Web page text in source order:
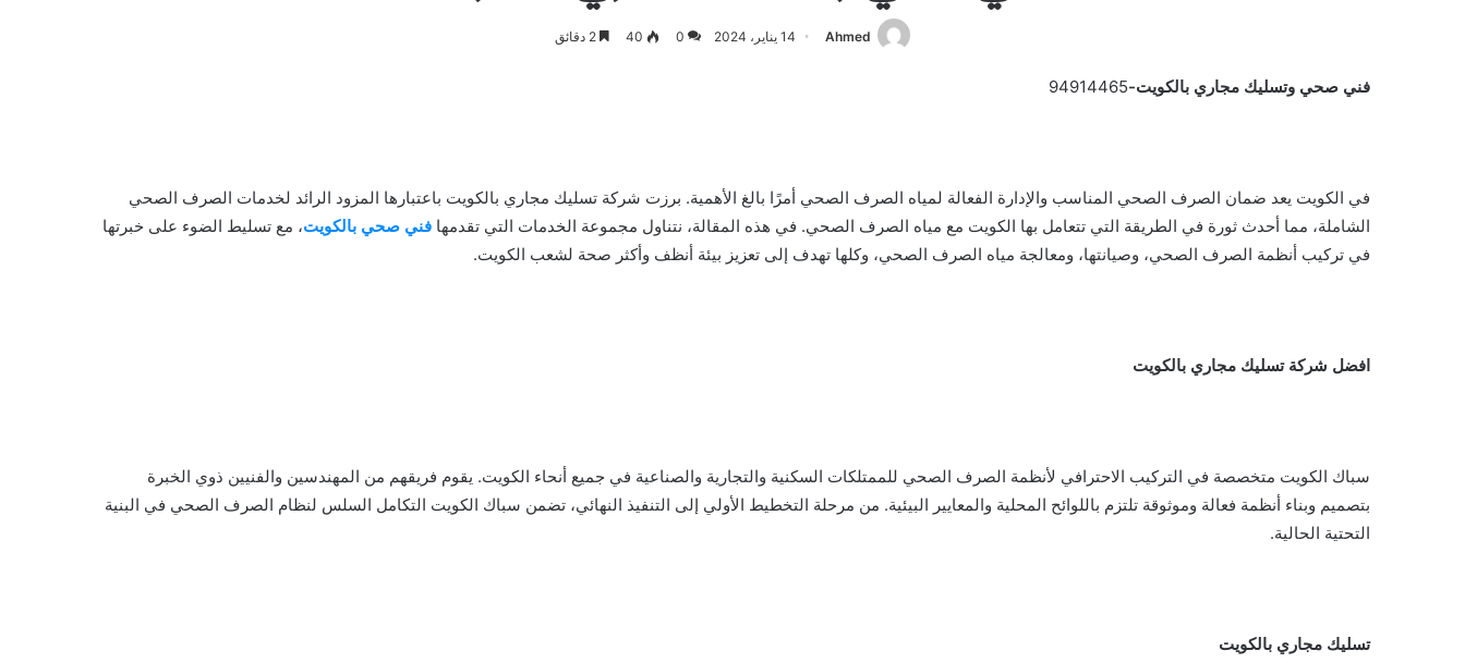
Ahmed 14 يناير، 2024 0
40
فني صحي وتسليك مجاري بالكويت-94914465
في الكويت يعد ضمان الصرف الصحي المناسب والإدارة الفعالة لمياه الصرف الصحي أمرًا بالغ الأهمية. برزت شركة تسليك مجاري بالكويت باعتبارها المزود الرائد لخدمات الصرف الصحي
الشاملة، مما أحدث ثورة في الطريقة التي تتعامل بها الكويت مع مياه الصرف الصحي. في هذه المقالة، نتناول مجموعة الخدمات التي تقدمها فني صحي بالكويت، مع تسليط الضوء على خبرتها
في تركيب أنظمة الصرف الصحي، وصيانتها، ومعالجة مياه الصرف الصحي، وكلها تهدف إلى تعزيز بيئة أنظف وأكثر صحة لشعب الكويت.
افضل شركة تسليك مجاري بالكويت
سباك الكويت متخصصة في التركيب الاحترافي لأنظمة الصرف الصحي للممتلكات السكنية والتجارية والصناعية في جميع أنحاء الكويت. يقوم فريقهم من المهندسين والفنيين ذوي الخبرة
بتصميم وبناء أنظمة فعالة وموثوقة تلتزم باللوائح المحلية والمعايير البيئية. من مرحلة التخطيط الأولي إلى التنفيذ النهائي، تضمن سباك الكويت التكامل السلس لنظام الصرف الصحي في البنية
التحتية الحالية.
تسليك مجاري بالكويت